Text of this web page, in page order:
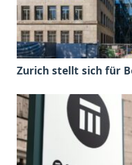
Zurich stellt sich für